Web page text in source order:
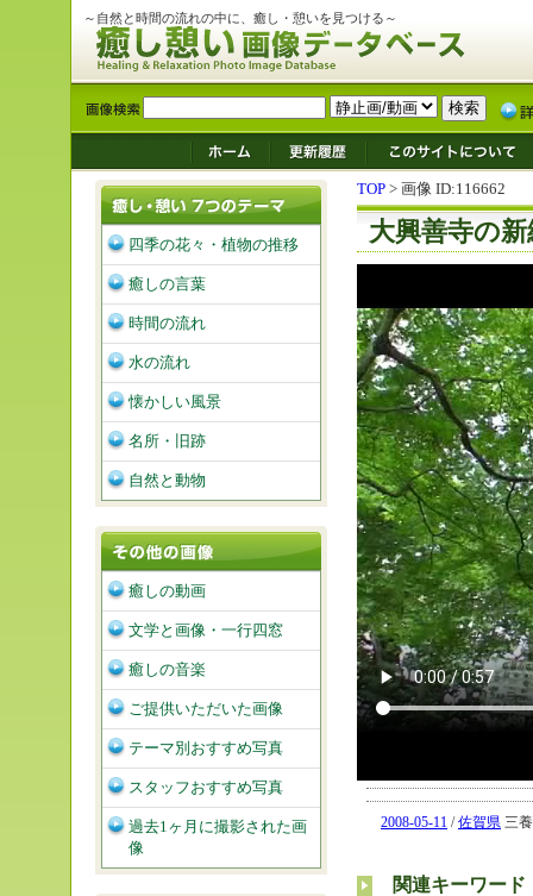
～自然と時間の流れの中に、癒し・憩いを見つける～
TOP > 画像 ID:116662
大興善寺の
2008-05-11 /佐賀県 三
関連キーワード
四季の花々・植物の推移
癒しの言葉
時間の流れ
水の流れ
懐かしい風景
名所・旧跡
自然と動物
癒しの動画
文学と画像・一行四窓
癒しの音楽
ご提供いただいた画像
テーマ別おすすめ写真
スタッフおすすめ写真
過去1ヶ月に撮影された画
像